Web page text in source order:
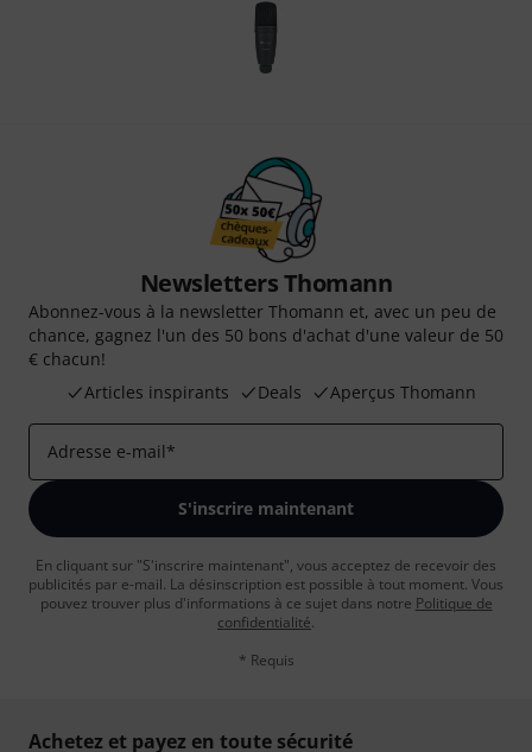
Newsletters Thomann
Abonnez-vous à la newsletter Thomann et, avec un peu de
chance, gagnez l'un des 50 bons d'achat d'une valeur de 50
€ chacun!
Articles inspirants
Deals Aperçus Thomann
Adresse e-mail*
S'inscrire maintenant
En cliquant sur "S'inscrire maintenant", vous acceptez de recevoir des
publicités par e-mail. La désinscription est possible à tout moment. Vous
pouvez trouver plus d'informations à ce sujet dans notre Politique de
confidentialité.
* Requis
Achetez et payez en toute sécurité